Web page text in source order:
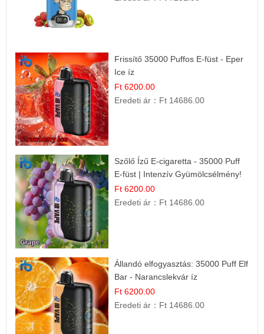
Frissítő 35000 Puffos E-füst - Eper
Ice íz
Ft 6200.00
Eredeti ár： Ft 14686.00
Szőlő Ízű E-cigaretta - 35000 Puff
E-füst | Intenzív Gyümölcsélmény!
Ft 6200.00
Eredeti ár： Ft 14686.00
Állandó elfogyasztás: 35000 Puff Elf
Bar - Narancslekvár íz
Ft 6200.00
Eredeti ár： Ft 14686.00